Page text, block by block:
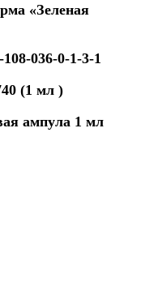
«Зеленая
036-0-1-3-1
(1 мл )
ампула 1 мл